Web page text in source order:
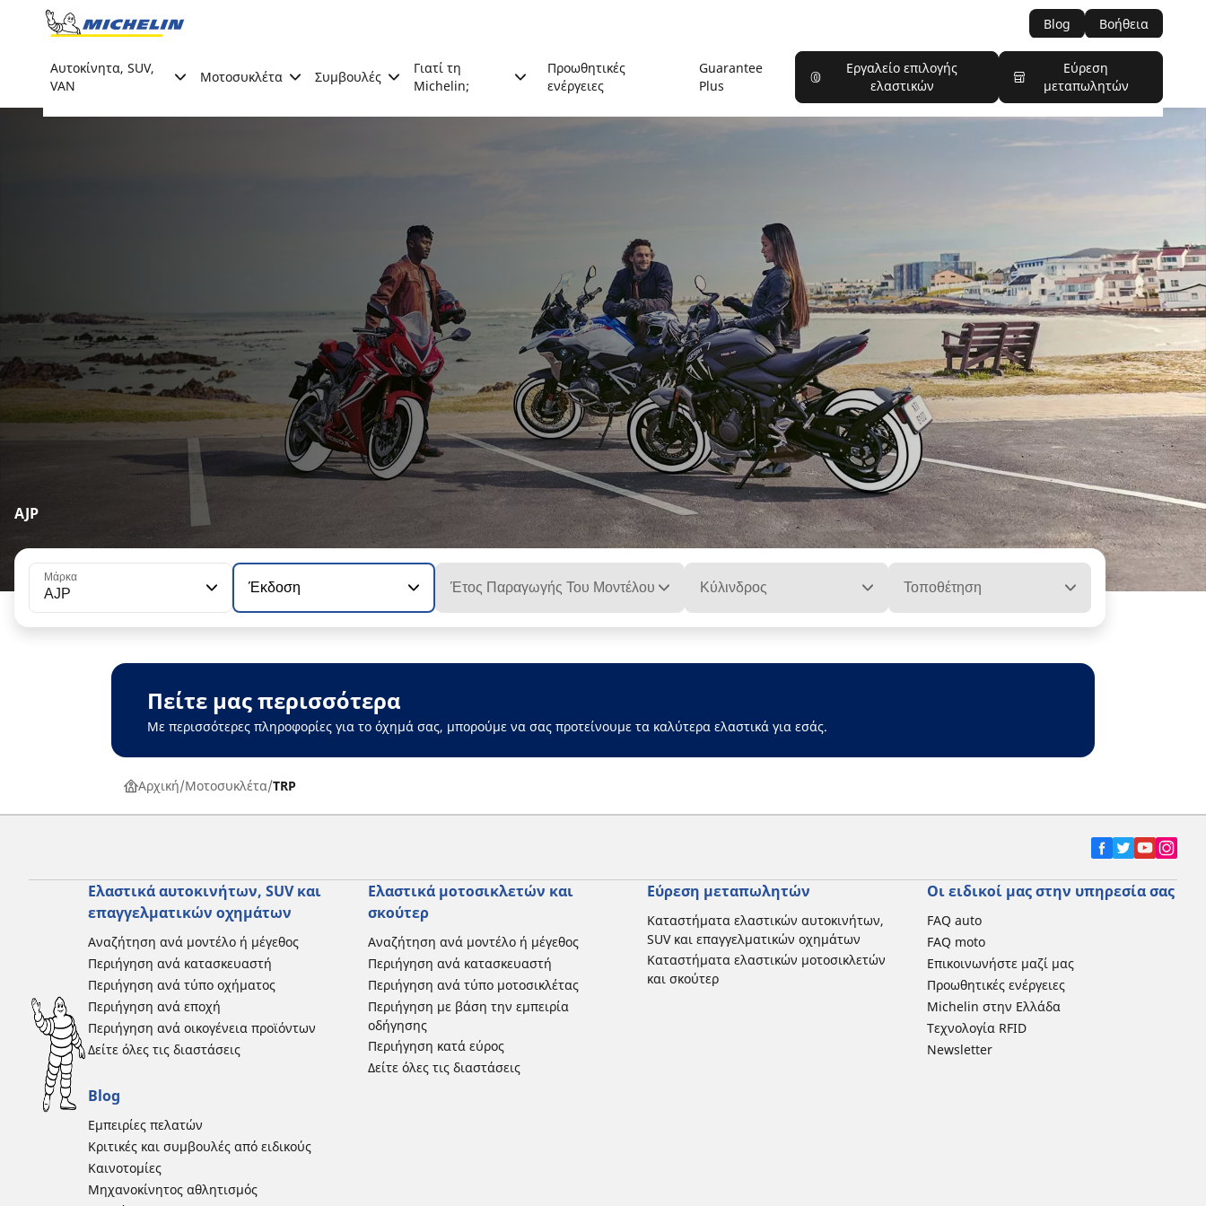
Go to page content
Blog Βοήθεια
Αυτοκίνητα, SUV,
VAN
Μοτοσυκλέτα Συμβουλές
Γιατί τη
Michelin;
Προωθητικές
ενέργειες
Guarantee
Plus
Εργαλείο επιλογής
ελαστικών
Εύρεση
μεταπωλητών
AJP
Μάρκα
AJP Έκδοση Έτος Παραγωγής Του Μοντέλου Κύλινδρος Τοποθέτηση
Πείτε μας περισσότερα
Με περισσότερες πληροφορίες για το όχημά σας, μπορούμε να σας προτείνουμε τα καλύτερα ελαστικά για εσάς.
Αρχική Μοτοσυκλέτα TRP
Ελαστικά αυτοκινήτων, SUV και
επαγγελματικών οχημάτων
Αναζήτηση ανά μοντέλο ή μέγεθος
Περιήγηση ανά κατασκευαστή
Περιήγηση ανά τύπο οχήματος
Περιήγηση ανά εποχή
Περιήγηση ανά οικογένεια προϊόντων
Δείτε όλες τις διαστάσεις
Ελαστικά μοτοσικλετών και
σκούτερ
Αναζήτηση ανά μοντέλο ή μέγεθος
Περιήγηση ανά κατασκευαστή
Περιήγηση ανά τύπο μοτοσικλέτας
Περιήγηση με βάση την εμπειρία
οδήγησης
Περιήγηση κατά εύρος
Δείτε όλες τις διαστάσεις
Εύρεση μεταπωλητών
Καταστήματα ελαστικών αυτοκινήτων,
SUV και επαγγελματικών οχημάτων
Καταστήματα ελαστικών μοτοσικλετών
και σκούτερ
Οι ειδικοί μας στην υπηρεσία σας
FAQ auto
FAQ moto
Επικοινωνήστε μαζί μας
Προωθητικές ενέργειες
Michelin στην Ελλάδα
Τεχνολογία RFID
Newsletter
Blog
Εμπειρίες πελατών
Κριτικές και συμβουλές από ειδικούς
Καινοτομίες
Μηχανοκίνητος αθλητισμός